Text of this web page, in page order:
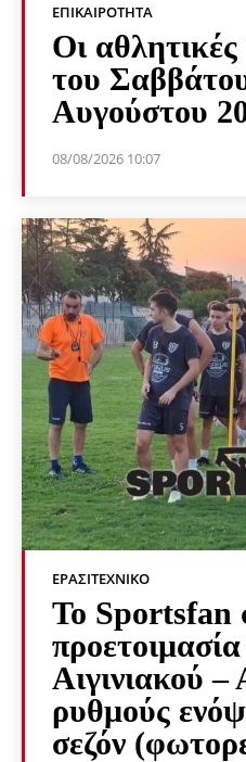
ΕΠΙΚΑΙΡΌΤΗΤΑ
Οι αθλητικές
του
Αυγούστου
08/08/2026 10:07
ΕΡΑΣΙΤΕΧΝΙΚΟ
Το Sportsfan
Αιγινιακού –
ρυθμούς
σεζόν